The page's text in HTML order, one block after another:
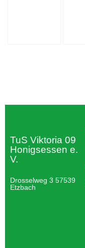
TuS Viktoria 09
Honigsessen e.
V.
Drosselweg 3 57539
Etzbach